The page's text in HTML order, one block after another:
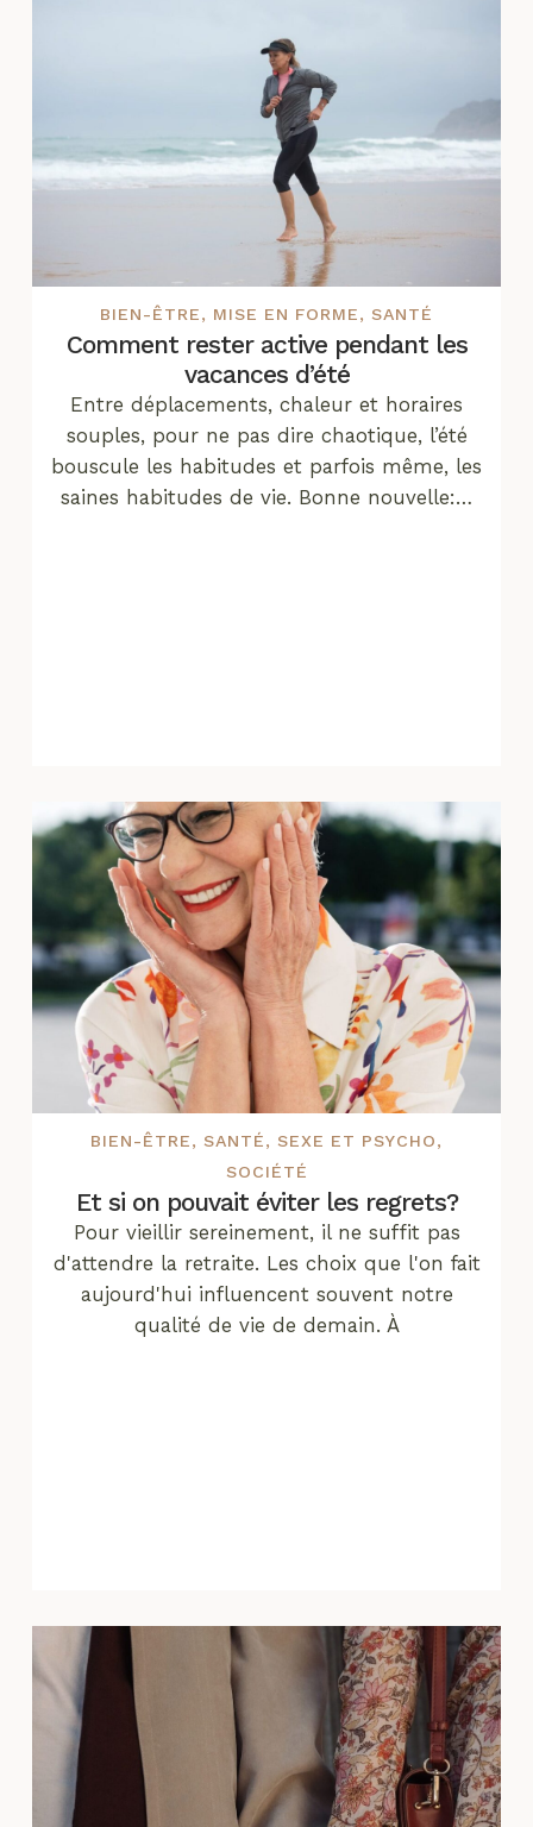
BIEN-ÊTRE, MISE EN FORME, SANTÉ
Comment rester active pendant les
vacances d’été
Entre déplacements, chaleur et horaires
souples, pour ne pas dire chaotique, l’été
bouscule les habitudes et parfois même, les
saines habitudes de vie. Bonne nouvelle:…
BIEN-ÊTRE, SANTÉ, SEXE ET PSYCHO,
SOCIÉTÉ
Et si on pouvait éviter les regrets?
Pour vieillir sereinement, il ne suffit pas
d'attendre la retraite. Les choix que l'on fait
aujourd'hui influencent souvent notre
qualité de vie de demain. À